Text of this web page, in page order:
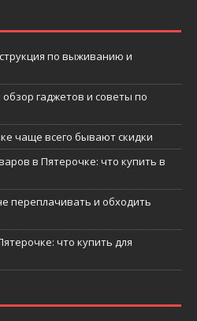
по выживанию и
гаджетов и советы по
чаще всего бывают скидки
в Пятерочке: что купить в
переплачивать и обходить
что купить для